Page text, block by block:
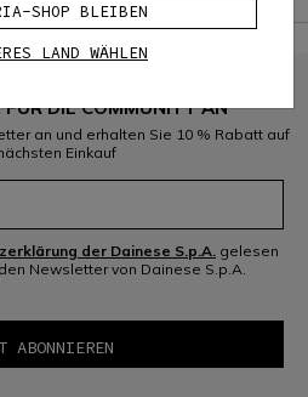
FÜR DIE COMMUNITY AN
an und erhalten Sie 10 % Rabatt auf
Einkauf
der Dainese S.p.A. gelesen
Newsletter von Dainese S.p.A.
SHOP BLEIBEN
LAND WÄHLEN